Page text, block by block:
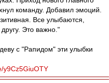
команду. Добавил эмоций.
Все улыбаются,
Это важно."
с "Рапидом" эти улыбки
y9Cz5GiuOTY